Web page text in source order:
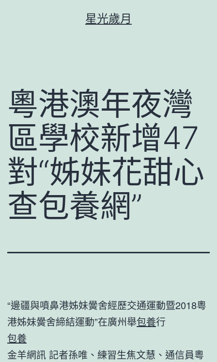
星光歲月
粵港澳年夜灣
區學校新增47
對“姊妹花甜心
查包養網”
“邊疆與噴鼻港姊妹黌舍經歷交通運動暨2018粵
港姊妹黌舍締結運動”在廣州舉包養行
包養
金羊網訊 記者孫唯、練習生焦文慧、通信員粵